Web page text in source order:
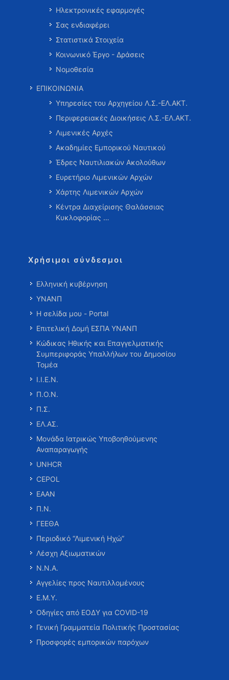
Ηλεκτρονικές εφαρμογές
Σας ενδιαφέρει
Στατιστικά Στοιχεία
Κοινωνικό Έργο - Δράσεις
Νομοθεσία
ΕΠΙΚΟΙΝΩΝΙΑ
Υπηρεσίες του Αρχηγείου Λ.Σ.-ΕΛ.ΑΚΤ.
Περιφερειακές Διοικήσεις Λ.Σ.-ΕΛ.ΑΚΤ.
Λιμενικές Αρχές
Ακαδημίες Εμπορικού Ναυτικού
Έδρες Ναυτιλιακών Ακολούθων
Ευρετήριο Λιμενικών Αρχών
Χάρτης Λιμενικών Αρχών
Κέντρα Διαχείρισης Θαλάσσιας
Κυκλοφορίας …
Χρήσιμοι σύνδεσμοι
Ελληνική κυβέρνηση
ΥΝΑΝΠ
Η σελίδα μου - Portal
Επιτελική Δομή ΕΣΠΑ ΥΝΑΝΠ
Κώδικας Ηθικής και Επαγγελματικής
Συμπεριφοράς Υπαλλήλων του Δημοσίου
Τομέα
Ι.Ι.Ε.Ν.
Π.Ο.Ν.
Π.Σ.
ΕΛ.ΑΣ.
Μονάδα Ιατρικώς Υποβοηθούμενης
Αναπαραγωγής
UNHCR
CEPOL
ΕΑΑΝ
Π.Ν.
ΓΕΕΘΑ
Περιοδικό “Λιμενική Ηχώ”
Λέσχη Αξιωματικών
Ν.Ν.Α.
Αγγελίες προς Ναυτιλλομένους
Ε.Μ.Υ.
Οδηγίες από ΕΟΔΥ για COVID-19
Γενική Γραμματεία Πολιτικής Προστασίας
Προσφορές εμπορικών παρόχων